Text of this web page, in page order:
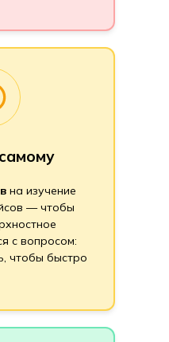
на изучение
— чтобы
с вопросом:
чтобы быстро